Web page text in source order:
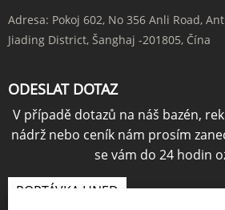
Adresa: Pokoj 602, No 356 Anli Road,
Jiading District, Šanghaj -201805, Čína
ODESLAT DOTAZ
V případě dotazů na náš bazén,
nádrž nebo ceník nám prosím
se vám do 24 hodin
POPTÁVKA HNED